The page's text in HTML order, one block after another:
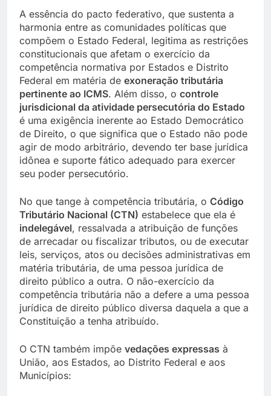
A essência do pacto federativo, que sustenta a
harmonia entre as comunidades políticas que
compõem o Estado Federal, legitima as restrições
constitucionais que afetam o exercício da
competência normativa por Estados e Distrito
Federal em matéria de exoneração tributária
pertinente ao ICMS. Além disso, o controle
jurisdicional da atividade persecutória do Estado
é uma exigência inerente ao Estado Democrático
de Direito, o que significa que o Estado não pode
agir de modo arbitrário, devendo ter base jurídica
idônea e suporte fático adequado para exercer
seu poder persecutório.
No que tange à competência tributária, o Código
Tributário Nacional (CTN) estabelece que ela é
indelegável, ressalvada a atribuição de funções
de arrecadar ou fiscalizar tributos, ou de executar
leis, serviços, atos ou decisões administrativas em
matéria tributária, de uma pessoa jurídica de
direito público a outra. O não-exercício da
competência tributária não a defere a uma pessoa
jurídica de direito público diversa daquela a que a
Constituição a tenha atribuído.
O CTN também impõe vedações expressas à
União, aos Estados, ao Distrito Federal e aos
Municípios: